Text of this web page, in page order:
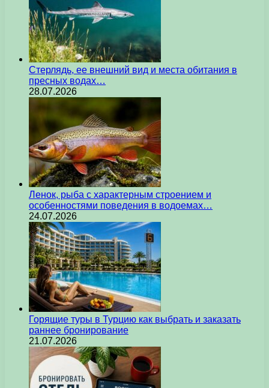
Стерлядь, ее внешний вид и места обитания в
пресных водах…
28.07.2026
Ленок, рыба с характерным строением и
особенностями поведения в водоемах…
24.07.2026
Горящие туры в Турцию как выбрать и заказать
раннее бронирование
21.07.2026